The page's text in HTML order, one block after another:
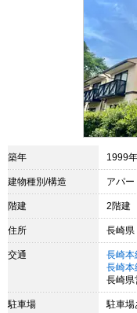
築年 1999
建物種別/構造 アパー
階建 2階建
住所 長崎県
交通 長崎本
長崎本
長崎県
駐車場 駐車場